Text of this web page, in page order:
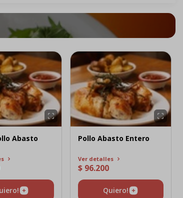
Abasto Pollo Abasto Entero
Ver detalles
$ 96.200
Quiero!